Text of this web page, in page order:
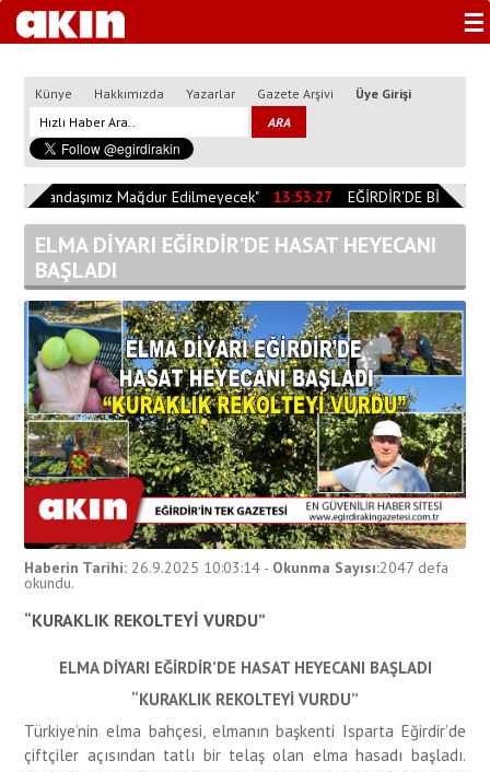
☰
Künye Hakkımızda Yazarlar Gazete Arşivi Üye Girişi
"Vatandaşımız Mağdur Edilmeyecek" 13:53:27 EĞİRDİR'DE
ELMA DİYARI EĞİRDİR’DE HASAT HEYECANI
BAŞLADI
Haberin Tarihi: 26.9.2025 10:03:14 - Okunma Sayısı:2047 defa
okundu.
“KURAKLIK REKOLTEYİ VURDU”
ELMA DİYARI EĞİRDİR’DE HASAT HEYECANI BAŞLADI
“KURAKLIK REKOLTEYİ VURDU”
Türkiye’nin elma bahçesi, elmanın başkenti Isparta Eğirdir’de
çiftçiler açısından tatlı bir telaş olan elma hasadı başladı.